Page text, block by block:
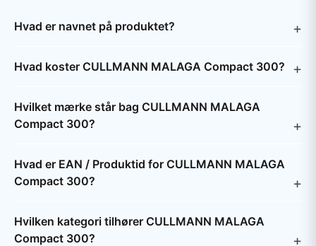
Hvad er navnet på produktet?
Hvad koster CULLMANN MALAGA Compact 300?
Hvilket mærke står bag CULLMANN MALAGA
Compact 300?
Hvad er EAN / Produktid for CULLMANN MALAGA
Compact 300?
Hvilken kategori tilhører CULLMANN MALAGA
Compact 300?